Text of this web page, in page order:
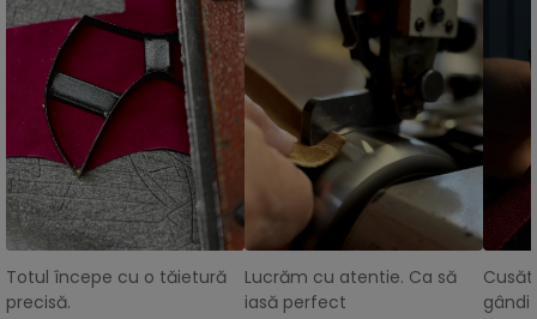
Totul începe cu o tăietură
precisă.
Lucrăm cu atentie. Ca să
iasă perfect